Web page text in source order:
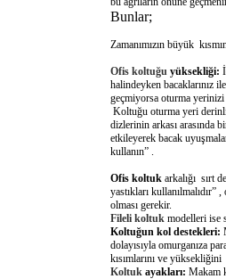
Bunlar;
Zamanımızın büyük
Ofis koltuğu yüksekliği:
halindeyken bacaklarınız
geçmiyorsa oturma
Koltuğu oturma yeri
dizlerinin arkası arasında
etkileyerek bacak
kullanın” .
Ofis koltuk arkalığı sırt
yastıkları
olması gerekir.
Fileli koltuk modelleri ise
Koltuğun kol destekleri:
dolayısıyla omurganıza
kısımlarını ve
Koltuk ayakları: Makam